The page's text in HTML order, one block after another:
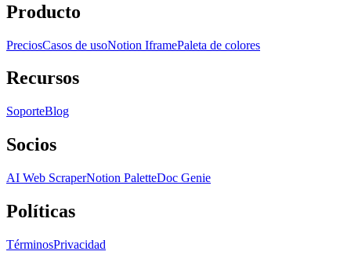
Producto
PreciosCasos de usoNotion IframePaleta de colores
Recursos
SoporteBlog
Socios
AI Web ScraperNotion PaletteDoc Genie
Políticas
TérminosPrivacidad